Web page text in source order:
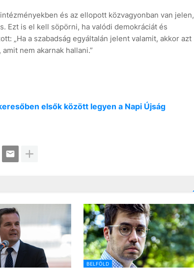
és az ellopott közvagyonban van jelen,
Ezt is el kell söpörni, ha valódi demokráciát és
„Ha a szabadság egyáltalán jelent valamit, akkor azt
nem akarnak hallani.”
elsők között legyen a Napi Újság
BELFÖLD